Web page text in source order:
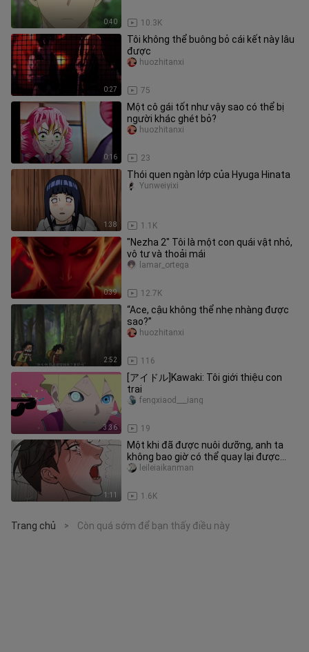
0:40 10.3K
0:27
Tôi không thể buông bỏ cái kết này lâu
được
75
huozhitanxi
0:16
Một cô gái tốt như vậy sao có thể bị
người khác ghét bỏ?
23
huozhitanxi
1:38
Thói quen ngàn lớp của Hyuga Hinata
1.1K
Yunweiyixi
0:39
"Nezha 2" Tôi là một con quái vật nhỏ,
vô tư và thoải mái
12.7K
lamar_ortega
2:52
“Ace, cậu không thể nhẹ nhàng được
sao?”
116
huozhitanxi
3:36
[アイドル]Kawaki: Tôi giới thiệu con
trai
19
fengxiaod___iang
1:11
Một khi đã được nuôi dưỡng, anh ta
không bao giờ có thể quay lại được
nữa.
1.6K
leileiaikanman
Trang chủ > Còn quá sớm để bạn thấy điều này